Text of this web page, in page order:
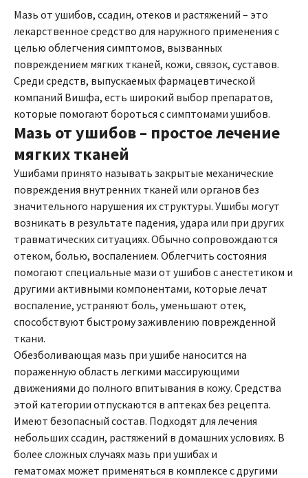
Мазь от ушибов, ссадин, отеков и растяжений – это
лекарственное средство для наружного применения с
целью облегчения симптомов, вызванных
повреждением мягких тканей, кожи, связок, суставов.
Среди средств, выпускаемых фармацевтической
компаний Вишфа, есть широкий выбор препаратов,
которые помогают бороться с симптомами ушибов.
Мазь от ушибов – простое лечение
мягких тканей
Ушибами принято называть закрытые механические
повреждения внутренних тканей или органов без
значительного нарушения их структуры. Ушибы могут
возникать в результате падения, удара или при других
травматических ситуациях. Обычно сопровождаются
отеком, болью, воспалением. Облегчить состояния
помогают специальные мази от ушибов с анестетиком и
другими активными компонентами, которые лечат
воспаление, устраняют боль, уменьшают отек,
способствуют быстрому заживлению поврежденной
ткани.
Обезболивающая мазь при ушибе наносится на
пораженную область легкими массирующими
движениями до полного впитывания в кожу. Средства
этой категории отпускаются в аптеках без рецепта.
Имеют безопасный состав. Подходят для лечения
небольших ссадин, растяжений в домашних условиях. В
более сложных случаях мазь при ушибах и
гематомах может применяться в комплексе с другими